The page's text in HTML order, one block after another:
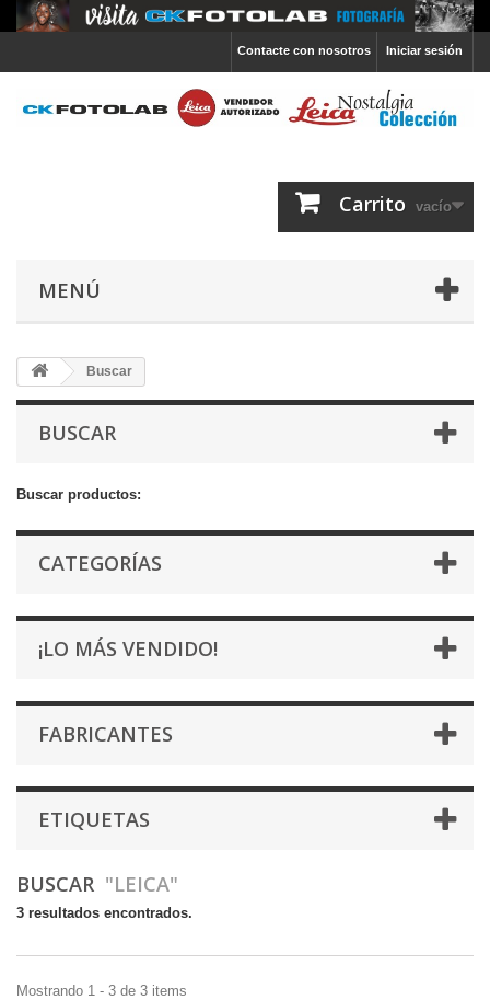
Iniciar sesión
Contacte con nosotros
Carrito vacío
MENÚ
Buscar
BUSCAR
Buscar productos:
CATEGORÍAS
¡LO MÁS VENDIDO!
FABRICANTES
ETIQUETAS
BUSCAR "LEICA"
3 resultados encontrados.
Mostrando 1 - 3 de 3 items